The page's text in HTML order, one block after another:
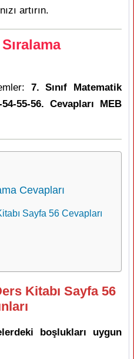
artırın.
7. Sınıf Matematik
55-56. Cevapları MEB
Cevapları
Sayfa 56 Cevapları
Kitabı Sayfa 56
boşlukları uygun